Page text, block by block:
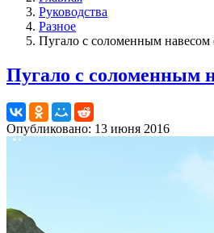
Руководства
Разное
Пугало с соломенным навесом
Пугало с соломенным
Опубликовано: 13 июня 2016